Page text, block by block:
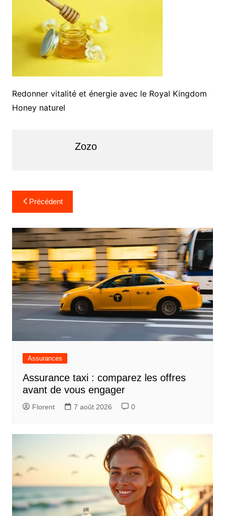
Redonner vitalité et énergie avec le Royal Kingdom
Honey naturel
Zozo
Navigation
de
l’article
Précédent
Assurances
Assurance taxi : comparez les offres
avant de vous engager
Florent 7 août 2026 0